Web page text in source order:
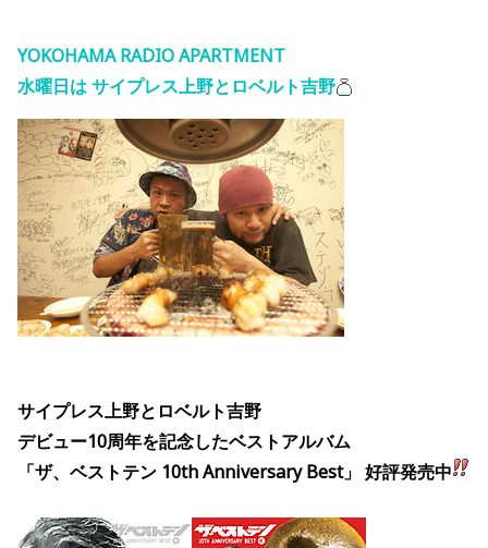
YOKOHAMA RADIO APARTMENT
水曜日は サイプレス上野とロベルト吉野
サイプレス上野とロベルト吉野
デビュー10周年を記念したベストアルバム
「ザ、ベストテン 10th Anniversary Best」 好評発売中